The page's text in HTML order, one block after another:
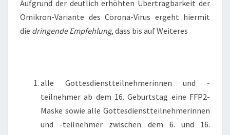
Aufgrund der deutlich erhöhten Übertragbarkeit der
Omikron-Variante des Corona-Virus ergeht hiermit
die dringende Empfehlung, dass bis auf Weiteres
alle Gottesdienstteilnehmerinnen und -
teilnehmer ab dem 16. Geburtstag eine FFP2-
Maske sowie alle Gottesdienstteilnehmerinnen
und -teilnehmer zwischen dem 6. und 16.